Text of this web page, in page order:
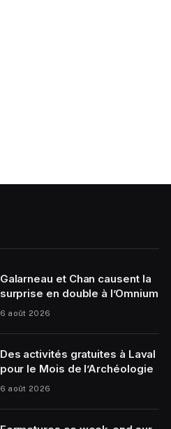
Galarneau et Chan causent la
surprise en double à l’Omnium
6 août 2026
Des activités gratuites à Laval
pour le Mois de l’Archéologie
6 août 2026